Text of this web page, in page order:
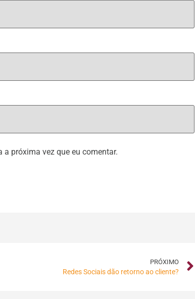
próxima vez que eu comentar.
PRÓXIMO
Redes Sociais dão retorno ao cliente?